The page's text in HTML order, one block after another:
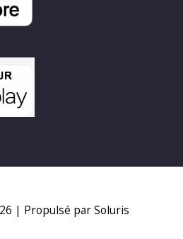
| Propulsé par Soluris